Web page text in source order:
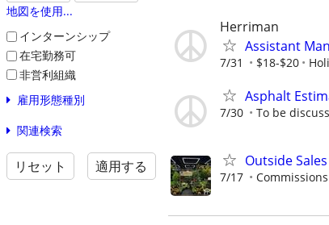
地図を使用...
インターンシップ
在宅勤務可
非営利組織
雇用形態種別
関連検索
リセット 適用する
Herriman
Assistant
7/31 $18-$20
Asphalt
7/30 To be
Outside
7/17 Commissions